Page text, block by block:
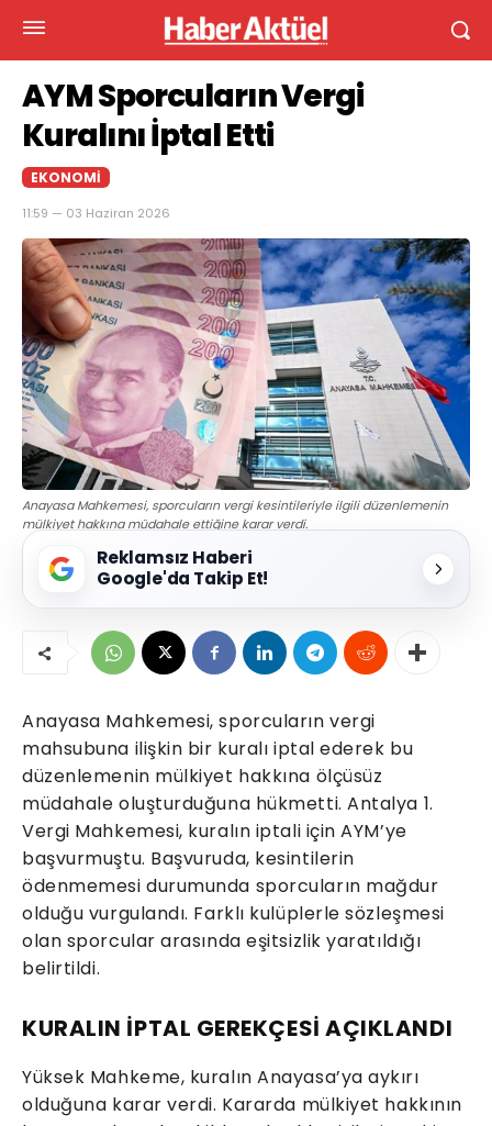
AYM Sporcuların Vergi
Kuralını İptal Etti
EKONOMI
11:59 — 03 Haziran 2026
Anayasa Mahkemesi, sporcuların vergi kesintileriyle ilgili düzenlemenin
mülkiyet hakkına müdahale ettiğine karar verdi.
Reklamsız Haberi
Google'da Takip Et!
Anayasa Mahkemesi, sporcuların vergi
mahsubuna ilişkin bir kuralı iptal ederek bu
düzenlemenin mülkiyet hakkına ölçüsüz
müdahale oluşturduğuna hükmetti. Antalya 1.
Vergi Mahkemesi, kuralın iptali için AYM’ye
başvurmuştu. Başvuruda, kesintilerin
ödenmemesi durumunda sporcuların mağdur
olduğu vurgulandı. Farklı kulüplerle sözleşmesi
olan sporcular arasında eşitsizlik yaratıldığı
belirtildi.
KURALIN İPTAL GEREKÇESİ AÇIKLANDI
Yüksek Mahkeme, kuralın Anayasa’ya aykırı
olduğuna karar verdi. Kararda mülkiyet hakkının